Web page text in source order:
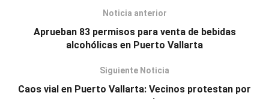
Noticia anterior
Aprueban 83 permisos para venta de bebidas
alcohólicas en Puerto Vallarta
Siguiente Noticia
Caos vial en Puerto Vallarta: Vecinos protestan por